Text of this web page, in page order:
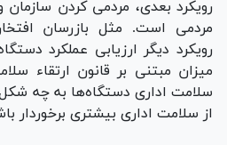
رویکرد بعدی، مردمی کردن
مردمی است. مثل بازرسان
رویکرد دیگر ارزیابی عملکرد
میزان مبتنی بر قانون ارتقاء
سلامت اداری دستگاه‌ها به چه
از سلامت اداری بیشتری برخوردار